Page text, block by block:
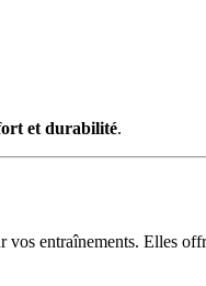
et durabilité.
vos entraînements. Elles